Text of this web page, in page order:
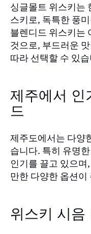
싱글몰트 위스키는
스키로, 독특한 풍
블렌디드 위스키는
것으로, 부드러운
따라 선택할 수 있
제주에서 인
드
제주도에서는 다양
습니다. 특히 유명
인기를 끌고 있으
만한 다양한 옵션이
위스키 시음